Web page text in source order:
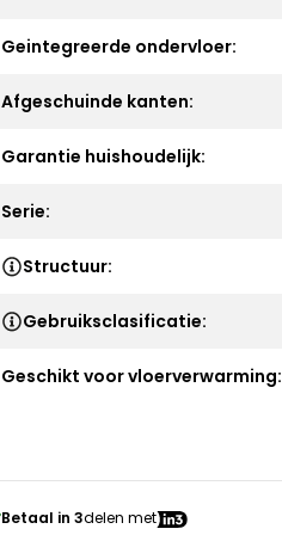
Geintegreerde ondervloer:
Afgeschuinde kanten:
Garantie huishoudelijk:
Serie:
Structuur:
Gebruiksclasificatie:
Geschikt voor vloerverwarming:
Betaal in 3delen met